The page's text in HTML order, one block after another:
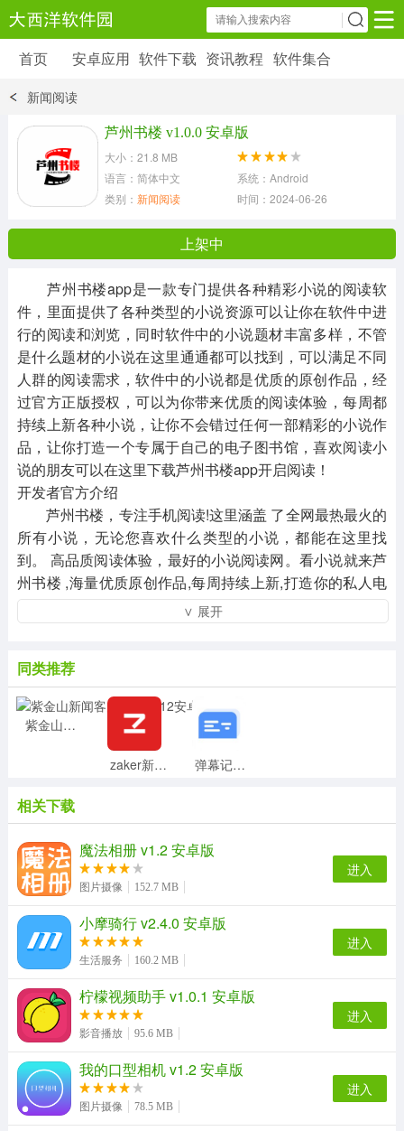
安卓应用 软件下载 资讯教程
6179 款应用
39 款应用
首页 安卓应用 软件下载 资讯教程 软件集合
新闻阅读
芦州书楼 v1.0.0 安卓版
大小：21.8 MB
语言：简体中文
系统：Android
类别： 新闻阅读 时间：2024-06-26 09:17:24
上架中
芦州书楼app是一款专门提供各种精彩小说的阅读软
件，里面提供了各种类型的小说资源可以让你在软件中进
行的阅读和浏览，同时软件中的小说题材丰富多样，不管
是什么题材的小说在这里通通都可以找到，可以满足不同
人群的阅读需求，软件中的小说都是优质的原创作品，经
过官方正版授权，可以为你带来优质的阅读体验，每周都
持续上新各种小说，让你不会错过任何一部精彩的小说作
品，让你打造一个专属于自己的电子图书馆，喜欢阅读小
说的朋友可以在这里下载芦州书楼app开启阅读！
开发者官方介绍
芦州书楼，专注手机阅读!这里涵盖 了全网最热最火的
所有小说，无论您喜欢什么类型的小说，都能在这里找
到。 高品质阅读体验，最好的小说阅读网。看小说就来芦
州书楼 ,海量优质原创作品,每周持续上新,打造你的私人电
子图书馆,开启美好阅读时光。
∨ 展开
同类推荐
紫金山新闻客户端v4.9.12安卓版
zaker新闻官方版v8.8.3安卓版 弹幕记忆最新版v5.0.0安卓版
相关下载
魔法相册 v1.2 安卓版
图片摄像 152.7 MB
进入
小摩骑行 v2.4.0 安卓版
生活服务 160.2 MB
进入
柠檬视频助手 v1.0.1 安卓版
影音播放 95.6 MB
进入
我的口型相机 v1.2 安卓版
图片摄像 78.5 MB
进入